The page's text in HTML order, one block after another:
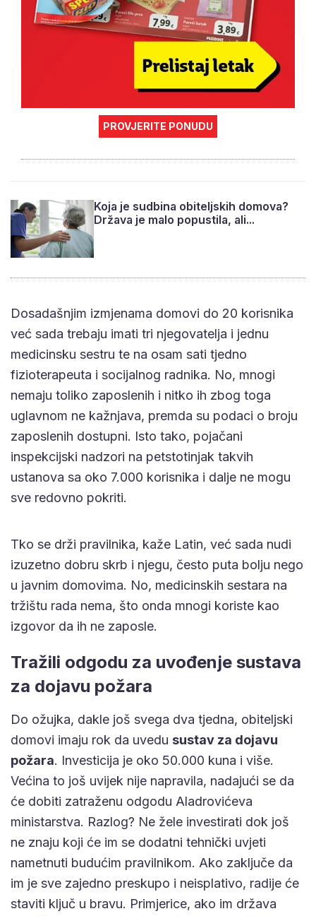
PROVJERITE PONUDU
Koja je sudbina obiteljskih domova?
Država je malo popustila, ali...
Dosadašnjim izmjenama domovi do 20 korisnika
već sada trebaju imati tri njegovatelja i jednu
medicinsku sestru te na osam sati tjedno
fizioterapeuta i socijalnog radnika. No, mnogi
nemaju toliko zaposlenih i nitko ih zbog toga
uglavnom ne kažnjava, premda su podaci o broju
zaposlenih dostupni. Isto tako, pojačani
inspekcijski nadzori na petstotinjak takvih
ustanova sa oko 7.000 korisnika i dalje ne mogu
sve redovno pokriti.
Tko se drži pravilnika, kaže Latin, već sada nudi
izuzetno dobru skrb i njegu, često puta bolju nego
u javnim domovima. No, medicinskih sestara na
tržištu rada nema, što onda mnogi koriste kao
izgovor da ih ne zaposle.
Tražili odgodu za uvođenje sustava
za dojavu požara
Do ožujka, dakle još svega dva tjedna, obiteljski
domovi imaju rok da uvedu sustav za dojavu
požara. Investicija je oko 50.000 kuna i više.
Većina to još uvijek nije napravila, nadajući se da
će dobiti zatraženu odgodu Aladrovićeva
ministarstva. Razlog? Ne žele investirati dok još
ne znaju koji će im se dodatni tehnički uvjeti
nametnuti budućim pravilnikom. Ako zaključe da
im je sve zajedno preskupo i neisplativo, radije će
staviti ključ u bravu. Primjerice, ako im država